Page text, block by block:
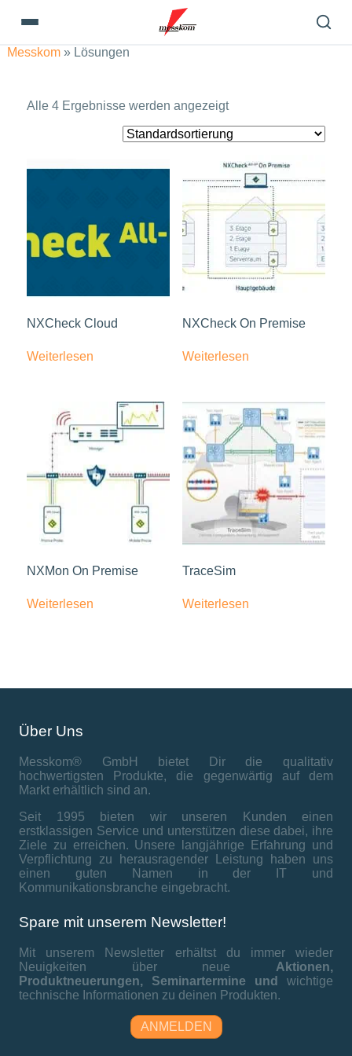
Messkom » Lösungen
Alle 4 Ergebnisse werden angezeigt
NXCheck Cloud
Weiterlesen
NXCheck On Premise
Weiterlesen
NXMon On Premise
Weiterlesen
TraceSim
Weiterlesen
Über Uns
Messkom® GmbH bietet Dir die qualitativ
hochwertigsten Produkte, die gegenwärtig auf dem
Markt erhältlich sind an.
Seit 1995 bieten wir unseren Kunden einen
erstklassigen Service und unterstützen diese dabei, ihre
Ziele zu erreichen. Unsere langjährige Erfahrung und
Verpflichtung zu herausragender Leistung haben uns
einen guten Namen in der IT und
Kommunikationsbranche eingebracht.
Spare mit unserem Newsletter!
Mit unserem Newsletter erhältst du immer wieder
Neuigkeiten über neue Aktionen,
Produktneuerungen, Seminartermine und wichtige
technische Informationen zu deinen Produkten.
ANMELDEN